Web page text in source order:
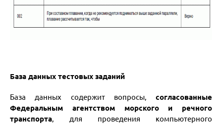
База данных тестовых заданий
База данных содержит вопросы, согласованные
Федеральным агентством морского и речного
транспорта, для проведения компьютерного